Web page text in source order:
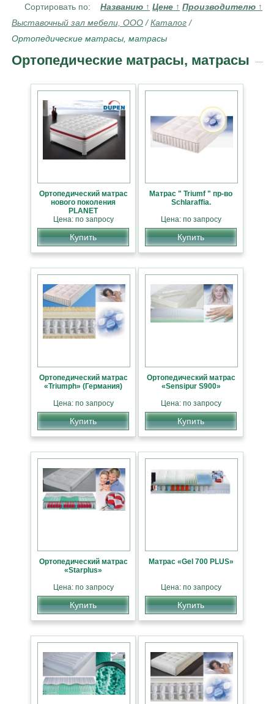
Сортировать по: Названию ↑ Цене ↑ Производителю ↑
Выставочный зал мебели, ООО /Каталог /
Ортопедические матрасы, матрасы
Ортопедические матрасы, матрасы
Ортопедический матрас
нового поколения
PLANET
Цена: по запросу
Купить
Матрас " Triumf " пр-во
Schlaraffia.
Цена: по запросу
Купить
Ортопедический матрас
«Triumph» (Германия)
Цена: по запросу
Купить
Ортопедический матрас
«Sensipur S900»
Цена: по запросу
Купить
Ортопедический матрас
«Starplus»
Цена: по запросу
Купить
Матрас «Gel 700 PLUS»
Цена: по запросу
Купить